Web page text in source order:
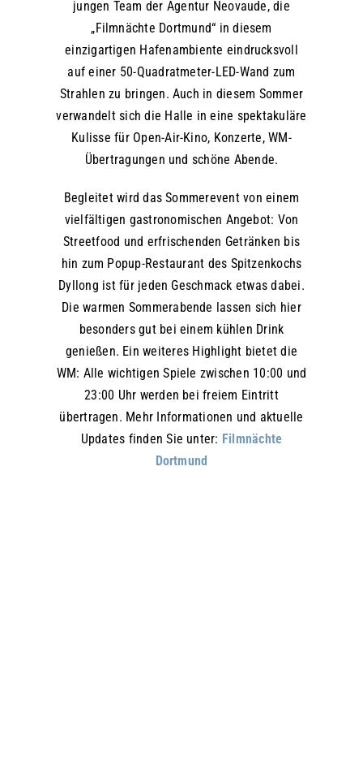
jungen Team der Agentur Neovaude, die
„Filmnächte Dortmund“ in diesem
einzigartigen Hafenambiente eindrucksvoll
auf einer 50-Quadratmeter-LED-Wand zum
Strahlen zu bringen. Auch in diesem Sommer
verwandelt sich die Halle in eine spektakuläre
Kulisse für Open-Air-Kino, Konzerte, WM-
Übertragungen und schöne Abende.
Begleitet wird das Sommerevent von einem
vielfältigen gastronomischen Angebot: Von
Streetfood und erfrischenden Getränken bis
hin zum Popup-Restaurant des Spitzenkochs
Dyllong ist für jeden Geschmack etwas dabei.
Die warmen Sommerabende lassen sich hier
besonders gut bei einem kühlen Drink
genießen. Ein weiteres Highlight bietet die
WM: Alle wichtigen Spiele zwischen 10:00 und
23:00 Uhr werden bei freiem Eintritt
übertragen. Mehr Informationen und aktuelle
Updates finden Sie unter: Filmnächte
Dortmund